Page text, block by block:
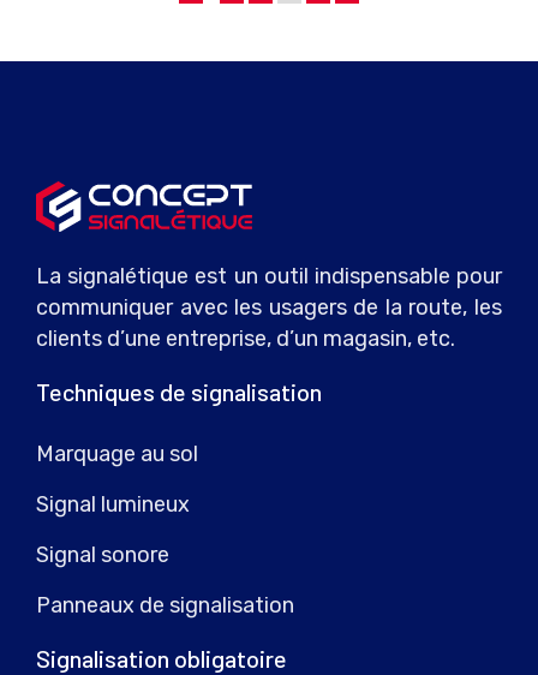
La signalétique est un outil indispensable pour
communiquer avec les usagers de la route, les
clients d’une entreprise, d’un magasin, etc.
Techniques de signalisation
Marquage au sol
Signal lumineux
Signal sonore
Panneaux de signalisation
Signalisation obligatoire